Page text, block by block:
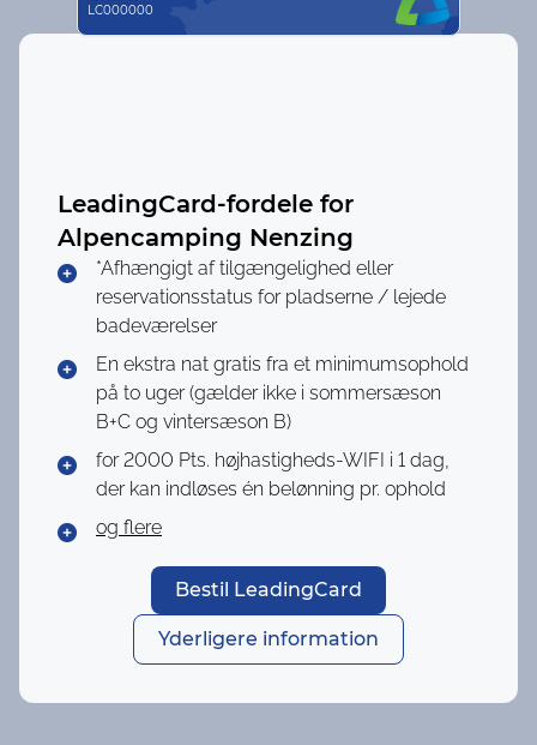
LeadingCard-fordele for
Alpencamping Nenzing
*Afhængigt af tilgængelighed eller
reservationsstatus for pladserne / lejede
badeværelser
En ekstra nat gratis fra et minimumsophold
på to uger (gælder ikke i sommersæson
B+C og vintersæson B)
for 2000 Pts. højhastigheds-WIFI i 1 dag,
der kan indløses én belønning pr. ophold
og flere
Bestil LeadingCard
Yderligere information
LC000000